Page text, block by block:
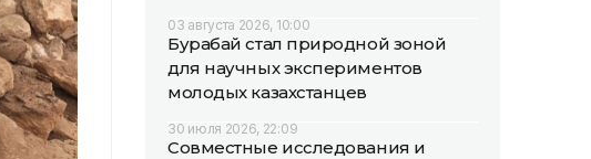
03 августа 2026, 10:00
Бурабай стал природной зоной
для научных экспериментов
молодых казахстанцев
30 июля 2026, 22:09
Совместные исследования и